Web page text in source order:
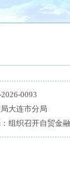
0093
大连市分局
组织召开自贸金